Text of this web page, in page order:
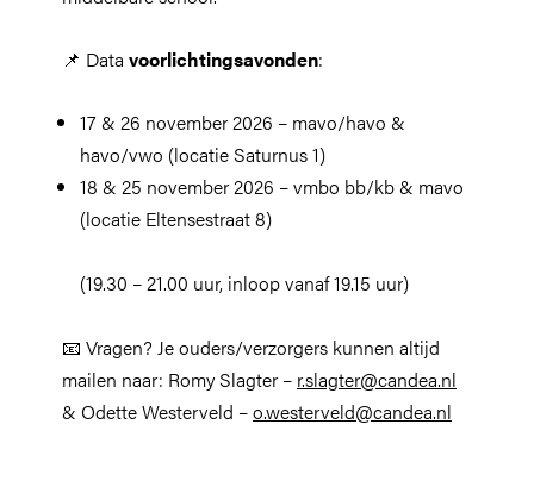
📌 Data voorlichtingsavonden:
17 & 26 november 2026 – mavo/havo &
havo/vwo (locatie Saturnus 1)
18 & 25 november 2026 – vmbo bb/kb & mavo
(locatie Eltensestraat 8)
(19.30 – 21.00 uur, inloop vanaf 19.15 uur)
📧 Vragen? Je ouders/verzorgers kunnen altijd
mailen naar: Romy Slagter – r.slagter@candea.nl
& Odette Westerveld –o.westerveld@candea.nl